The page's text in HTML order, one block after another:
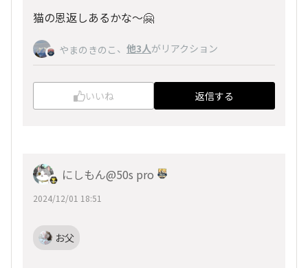
猫の恩返しあるかな〜🤗
やまのきのこ 、 他3人がリアクション
いいね 返信する
にしもん@50s pro
2024/12/01 18:51
お父